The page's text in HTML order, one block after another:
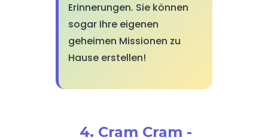
Erinnerungen. Sie können
sogar Ihre eigenen
geheimen Missionen zu
Hause erstellen!
4. Cram Cram -